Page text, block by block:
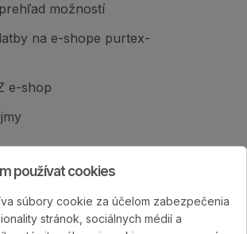
možností
na e-shope purtex-
e-shop
s.r.o., založená v roku
slovenským výrobcom
používat cookies
súbory cookie za účelom zabezpečenia
stránok, sociálnych médií a